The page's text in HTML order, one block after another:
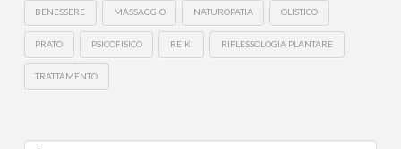
BENESSERE MASSAGGIO NATUROPATIA OLISTICO
PRATO PSICOFISICO REIKI RIFLESSOLOGIA PLANTARE
TRATTAMENTO